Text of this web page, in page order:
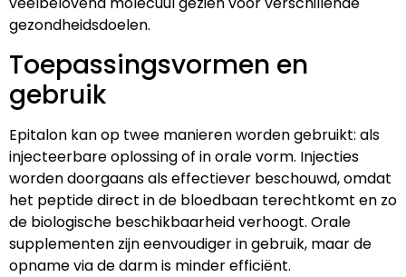
gezondheidsdoelen.
Toepassingsvormen en
gebruik
Epitalon kan op twee manieren worden gebruikt: als
injecteerbare oplossing of in orale vorm. Injecties
worden doorgaans als effectiever beschouwd, omdat
het peptide direct in de bloedbaan terechtkomt en zo
de biologische beschikbaarheid verhoogt. Orale
supplementen zijn eenvoudiger in gebruik, maar de
opname via de darm is minder efficiënt.